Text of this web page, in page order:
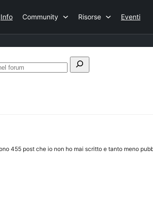
Info Community Risorse Eventi
Cerca
455 post che io non ho mai scritto e tanto meno